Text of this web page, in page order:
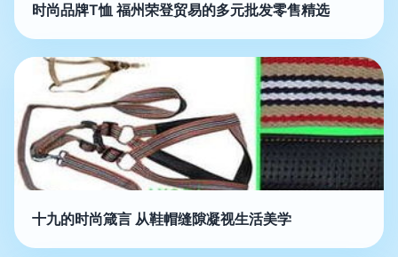
时尚品牌T恤 福州荣登贸易的多元批发零售精选
十九的时尚箴言 从鞋帽缝隙凝视生活美学